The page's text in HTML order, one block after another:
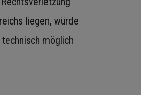
liegen, würde
möglich